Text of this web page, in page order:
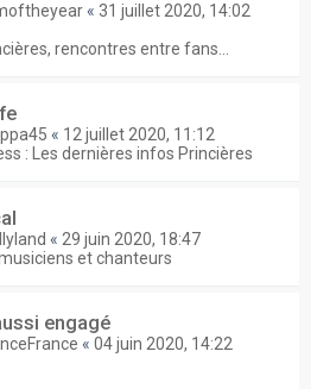
« 31 juillet 2020, 14:02
rencontres entre fans...
« 12 juillet 2020, 11:12
: Les dernières infos Princières
« 29 juin 2020, 18:47
musiciens et chanteurs
engagé
« 04 juin 2020, 14:22